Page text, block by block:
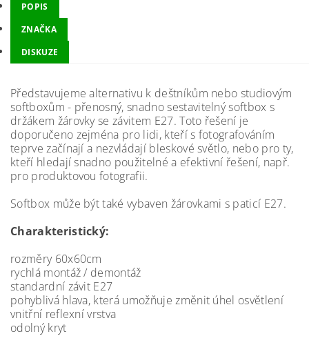
POPIS
ZNAČKA
DISKUZE
Představujeme alternativu k deštníkům nebo studiovým
softboxům - přenosný, snadno sestavitelný softbox s
držákem žárovky se závitem E27. Toto řešení je
doporučeno zejména pro lidi, kteří s fotografováním
teprve začínají a nezvládají bleskové světlo, nebo pro ty,
kteří hledají snadno použitelné a efektivní řešení, např.
pro produktovou fotografii.
Softbox může být také vybaven žárovkami s paticí E27.
Charakteristický:
rozměry 60x60cm
rychlá montáž / demontáž
standardní závit E27
pohyblivá hlava, která umožňuje změnit úhel osvětlení
vnitřní reflexní vrstva
odolný kryt